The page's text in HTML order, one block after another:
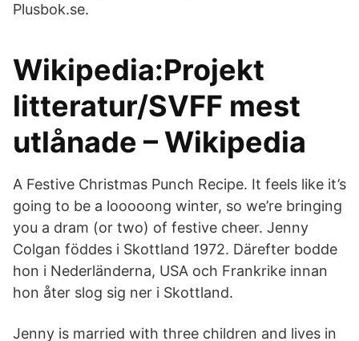
Plusbok.se.
Wikipedia:Projekt
litteratur/SVFF mest
utlånade – Wikipedia
A Festive Christmas Punch Recipe. It feels like it’s
going to be a looooong winter, so we’re bringing
you a dram (or two) of festive cheer. Jenny
Colgan föddes i Skottland 1972. Därefter bodde
hon i Nederländerna, USA och Frankrike innan
hon åter slog sig ner i Skottland.
Jenny is married with three children and lives in